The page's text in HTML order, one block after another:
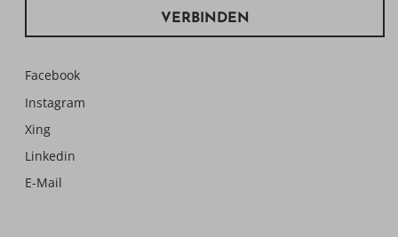
VERBINDEN
Facebook
Instagram
Xing
Linkedin
E-Mail